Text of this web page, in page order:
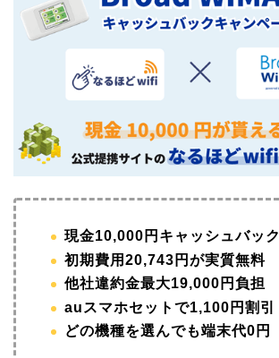
現金10,000円キャッシュバック
初期費用20,743円が実質無料
他社違約金最大19,000円負担
auスマホセットで1,100円割引
どの機種を選んでも端末代0円